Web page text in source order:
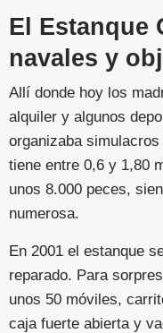
El Estanque
navales y
Allí donde hoy los
alquiler y algunos
organizaba
tiene entre 0,6 y 1,80
unos 8.000 peces,
numerosa.
En 2001 el estanque
reparado. Para
unos 50 móviles,
caja fuerte abierta y